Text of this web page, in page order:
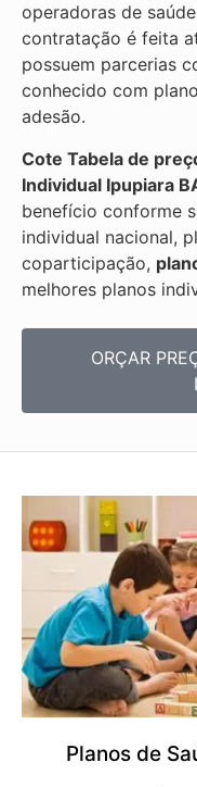
operadoras de
contratação é feita
possuem parcerias
conhecido com
adesão.
Cote Tabela de
Individual Ipupiara
benefício conforme
individual nacional,
coparticipação,
melhores planos
ORÇAR
Planos de